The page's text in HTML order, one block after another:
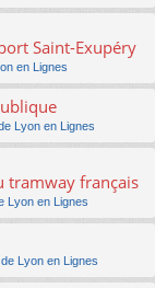
Saint-Exupéry
en Lignes
Lyon en Lignes
tramway français
Lyon en Lignes
de Lyon en Lignes